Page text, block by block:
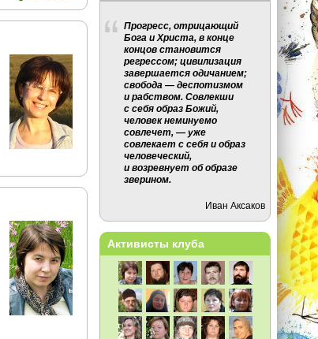
Прогресс, отрицающий
Бога и Христа, в конце
концов становится
регрессом; цивилизация
завершается одичанием;
свобода — деспотизмом
и рабством. Совлекши
с себя образ Божий,
человек неминуемо
совлечет, — уже
совлекает с себя и образ
человеческий,
и возревнует об образе
зверином.
Иван Аксаков
Активисты клуба